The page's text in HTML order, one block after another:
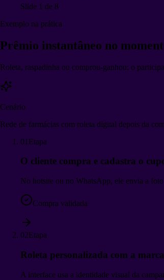
Slide 2 de 8
Exemplo na prática
Prêmio instantâneo no
Roleta, raspadinha ou comprou-ganhou: o
Cenário
Rede de farmácias com roleta digital depois da
01 Etapa
O cliente compra e cadastra o
No hotsite ou no WhatsApp, ele envia a
Compra validada
02Etapa
Roleta personalizada com a marca
A interface usa a identidade visual da